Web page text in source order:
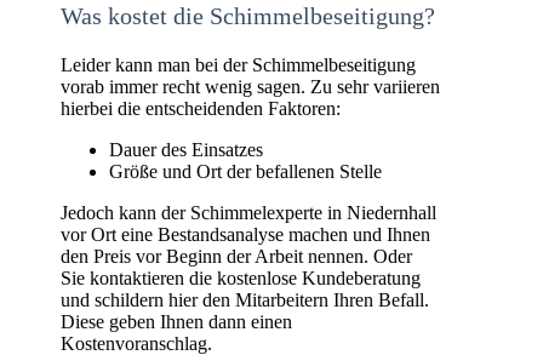
Was kostet die Schimmelbeseitigung?
Leider kann man bei der Schimmelbeseitigung
vorab immer recht wenig sagen. Zu sehr variieren
hierbei die entscheidenden Faktoren:
Dauer des Einsatzes
Größe und Ort der befallenen Stelle
Jedoch kann der Schimmelexperte in Niedernhall
vor Ort eine Bestandsanalyse machen und Ihnen
den Preis vor Beginn der Arbeit nennen. Oder
Sie kontaktieren die kostenlose Kundeberatung
und schildern hier den Mitarbeitern Ihren Befall.
Diese geben Ihnen dann einen
Kostenvoranschlag.